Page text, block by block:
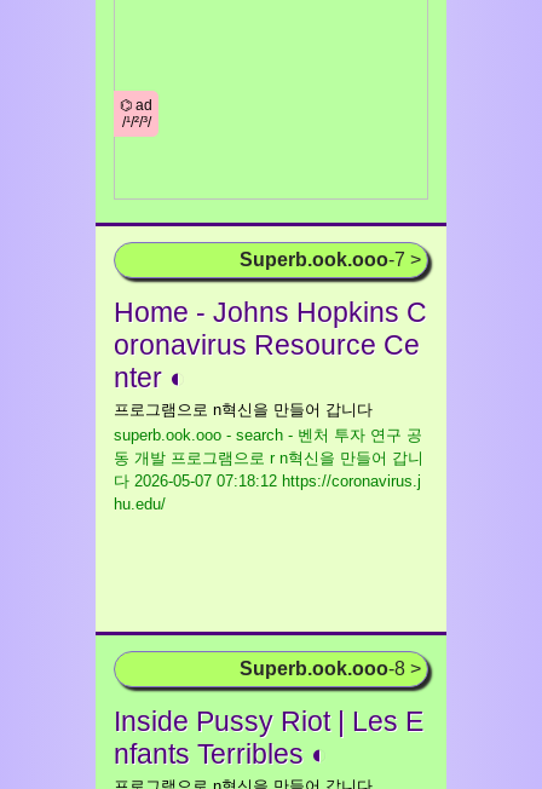
⌬ ad
/¹/²/³/
Superb.ook.ooo-7 >
Home - Johns Hopkins C
oronavirus Resource Ce
nter ◐
프로그램으로 n혁신을 만들어 갑니다
superb.ook.ooo - search - 벤처 투자 연구 공
동 개발 프로그램으로 r n혁신을 만들어 갑니
다 2026-05-07 07:18:12 https://coronavirus.j
hu.edu/
Superb.ook.ooo-8 >
Inside Pussy Riot | Les E
nfants Terribles ◐